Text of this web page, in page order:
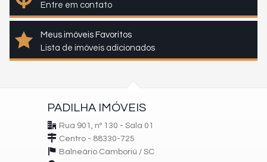
Entre em contato
Meus imóveis Favoritos
Lista de imóveis adicionados
PADILHA IMÓVEIS
Rua 901, nº 130 - Sala 01
Centro - 88330-725
Balneário Camboriú / SC